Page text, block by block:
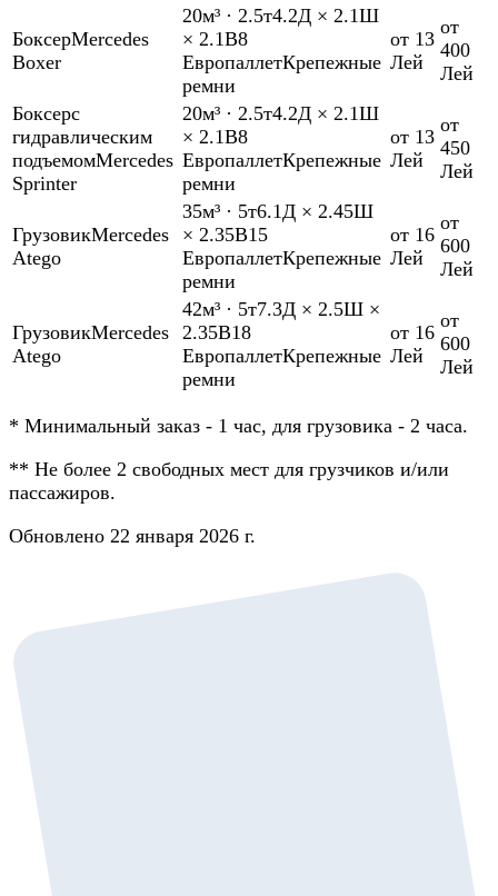
БоксерMercedes
Boxer
20м³ · 2.5т4.2Д × 2.1Ш
× 2.1В8
ЕвропаллетКрепежные
ремни
от 13
Лей
от
400
Лей
Боксерс
гидравлическим
подъемомMercedes
Sprinter
20м³ · 2.5т4.2Д × 2.1Ш
× 2.1В8
ЕвропаллетКрепежные
ремни
от 13
Лей
от
450
Лей
ГрузовикMercedes
Atego
35м³ · 5т6.1Д × 2.45Ш
× 2.35В15
ЕвропаллетКрепежные
ремни
от 16
Лей
от
600
Лей
ГрузовикMercedes
Atego
42м³ · 5т7.3Д × 2.5Ш ×
2.35В18
ЕвропаллетКрепежные
ремни
от 16
Лей
от
600
Лей
* Минимальный заказ - 1 час, для грузовика - 2 часа.
** Не более 2 свободных мест для грузчиков и/или
пассажиров.
Обновлено 22 января 2026 г.